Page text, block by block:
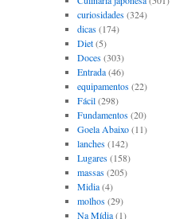
curiosidades(324)
dicas(174)
Diet(5)
Doces(303)
Entrada(46)
equipamentos(22)
Fácil(298)
Fundamentos(20)
Goela Abaixo(11)
lanches(142)
Lugares(158)
massas(205)
Midia(4)
molhos(29)
Na Mídia(1)